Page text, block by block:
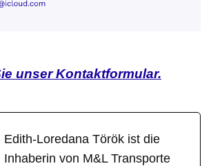
unser Kontaktformular.
Edith-Loredana Török ist die
Inhaberin von M&L Transporte